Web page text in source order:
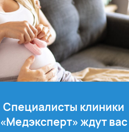
Специалисты клиники
«Медэксперт» ждут вас